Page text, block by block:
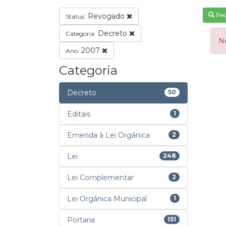
Status: Revogado
Categoria: Decreto
Ano: 2007
Categoria
Decreto 50
Editais 1
Emenda à Lei Orgânica 2
Lei 248
Lei Complementar 2
Lei Orgânica Municipal 1
Portaria 151